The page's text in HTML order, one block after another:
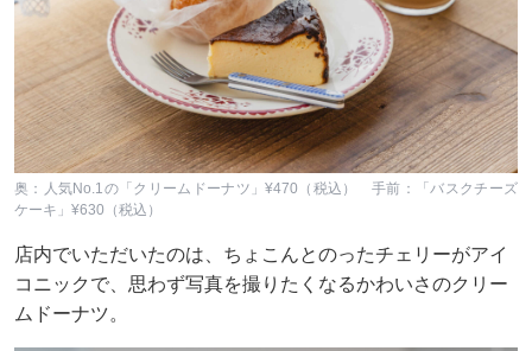
奥：人気No.1の「クリームドーナツ」¥470（税込） 手前：「バスクチーズ
ケーキ」¥630（税込）
店内でいただいたのは、ちょこんとのったチェリーがアイ
コニックで、思わず写真を撮りたくなるかわいさのクリー
ムドーナツ。